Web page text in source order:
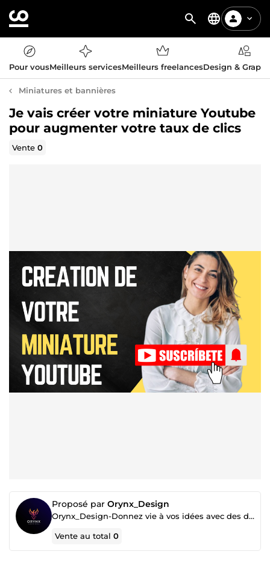
Pour vousMeilleurs servicesMeilleurs freelancesDesign &
Miniatures et bannières
Je vais créer votre miniature Youtube
pour augmenter votre taux de clics
Vente0
Proposé par Orynx_Design
Orynx_Design-Donnez vie à vos idées avec des designs sur mesure
Vente au total0